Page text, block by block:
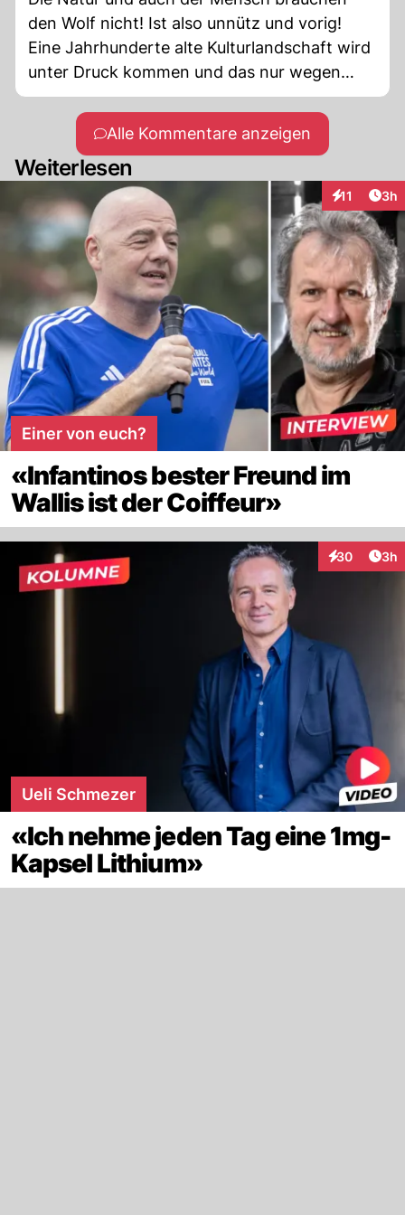
den Wolf nicht! Ist also unnütz und vorig!
Eine Jahrhunderte alte Kulturlandschaft wird
unter Druck kommen und das nur wegen
einer Spezies, wie egoistisch!!! Irgendwann
wird der Mensch wieder aufwachen aus
seinem Wolfsmärchen!!! Ist also gut wenn
jeder Schadenstifter entnommen wird!
Alle Kommentare anzeigen
Weiterlesen
11 3h
Einer von euch?
«Infantinos bester Freund im
Wallis ist der Coiffeur»
30
Interaktionen
3h
Ueli Schmezer
«Ich nehme jeden Tag eine 1mg-
Kapsel Lithium»